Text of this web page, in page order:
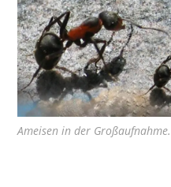
Ameisen in der